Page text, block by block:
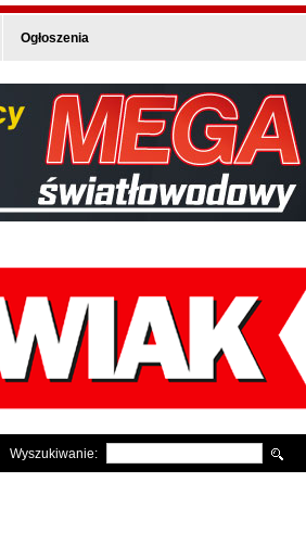
Ogłoszenia
Wyszukiwanie: